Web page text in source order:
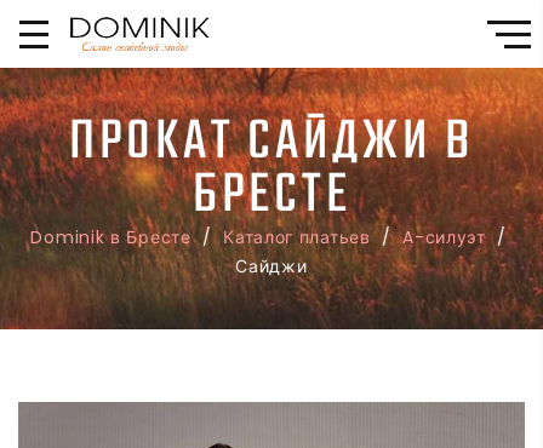
ПРОКАТ САЙДЖИ В
БРЕСТЕ
Dominik в Бресте/Каталог платьев /A-силуэт/
Сайджи